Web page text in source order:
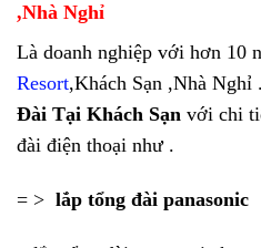
,Nhà Nghỉ
Là doanh nghiệp với hơn 10
Resort,Khách Sạn ,Nhà Nghỉ .
Đài Tại Khách Sạn với chi
đài điện thoại như .
= > lắp tổng đài panasonic